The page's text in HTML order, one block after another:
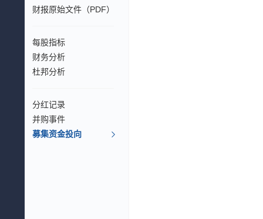
财报原始文件（PDF）
每股指标
财务分析
杜邦分析
分红记录
并购事件
募集资金投向